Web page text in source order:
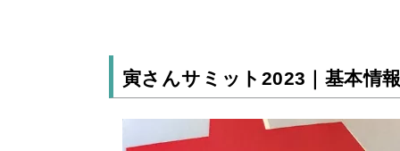
寅さんサミット2023｜基本情